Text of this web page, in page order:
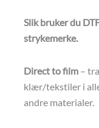
Slik bruker du
strykemerke.
Direct to film –
klær/tekstiler i
andre materialer.